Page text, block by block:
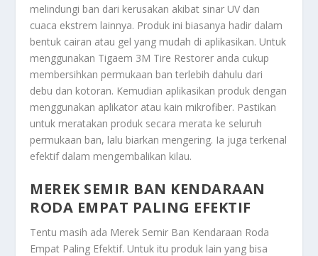
melindungi ban dari kerusakan akibat sinar UV dan
cuaca ekstrem lainnya. Produk ini biasanya hadir dalam
bentuk cairan atau gel yang mudah di aplikasikan. Untuk
menggunakan Tigaem 3M Tire Restorer anda cukup
membersihkan permukaan ban terlebih dahulu dari
debu dan kotoran. Kemudian aplikasikan produk dengan
menggunakan aplikator atau kain mikrofiber. Pastikan
untuk meratakan produk secara merata ke seluruh
permukaan ban, lalu biarkan mengering. Ia juga terkenal
efektif dalam mengembalikan kilau.
MEREK SEMIR BAN KENDARAAN
RODA EMPAT PALING EFEKTIF
Tentu masih ada Merek Semir Ban Kendaraan Roda
Empat Paling Efektif. Untuk itu produk lain yang bisa